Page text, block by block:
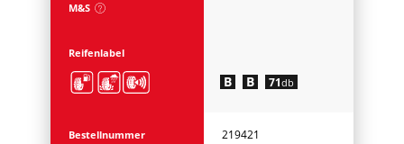
M&S
Reifenlabel
B B 71db
Bestellnummer 219421